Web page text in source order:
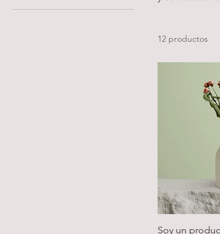
Grande
12 productos
Soy un